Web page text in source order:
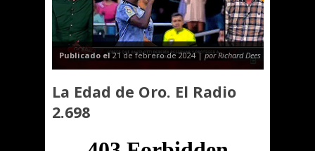
Publicado el21 de febrero de 2024 | por Richard Dees
La Edad de Oro. El Radio
2.698